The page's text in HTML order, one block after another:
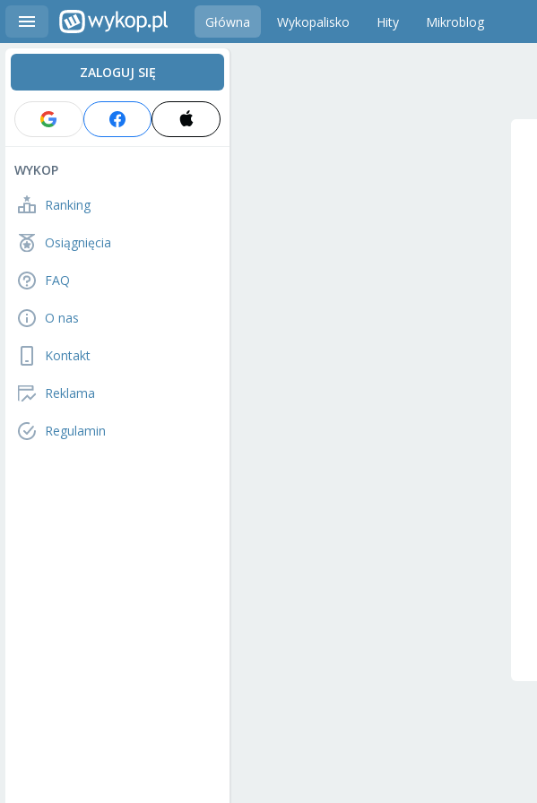
Główna Wykopalisko Hity Mikroblog
ZALOGUJ SIĘ
WYKOP
Ranking
Osiągnięcia
FAQ
O nas
Kontakt
Reklama
Regulamin